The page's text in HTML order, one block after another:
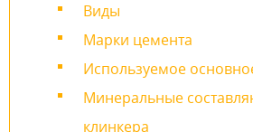
Виды
Марки цемента
Используемое
Минеральные
клинкера